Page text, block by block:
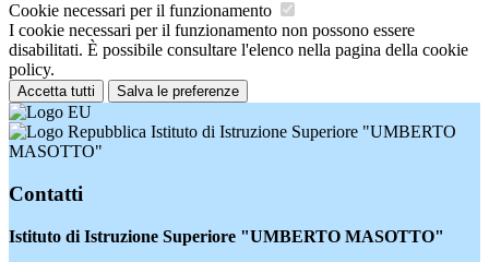
Cookie necessari per il funzionamento
I cookie necessari per il funzionamento non possono essere
disabilitati. È possibile consultare l'elenco nella pagina della cookie
policy.
Accetta tutti Salva le preferenze
Istituto di Istruzione Superiore "UMBERTO
MASOTTO"
Contatti
Istituto di Istruzione Superiore "UMBERTO MASOTTO"